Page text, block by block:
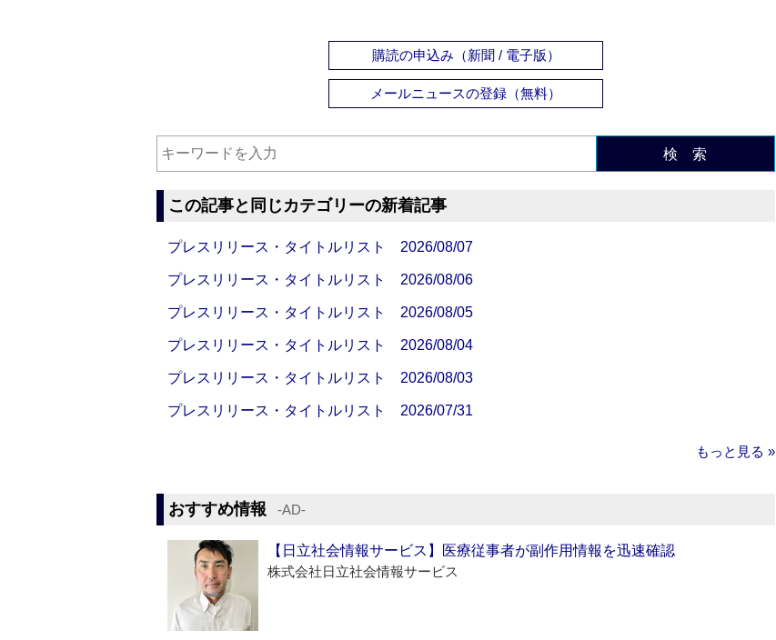
購読の申込み（新聞 / 電子版）
メールニュースの登録（無料）
検 索
この記事と同じカテゴリーの新着記事
プレスリリース・タイトルリスト 2026/08/07
プレスリリース・タイトルリスト 2026/08/06
プレスリリース・タイトルリスト 2026/08/05
プレスリリース・タイトルリスト 2026/08/04
プレスリリース・タイトルリスト 2026/08/03
プレスリリース・タイトルリスト 2026/07/31
もっと見る »
おすすめ情報 ‐AD‐
【日立社会情報サービス】医療従事者が副作用情報を迅速確認
株式会社日立社会情報サービス